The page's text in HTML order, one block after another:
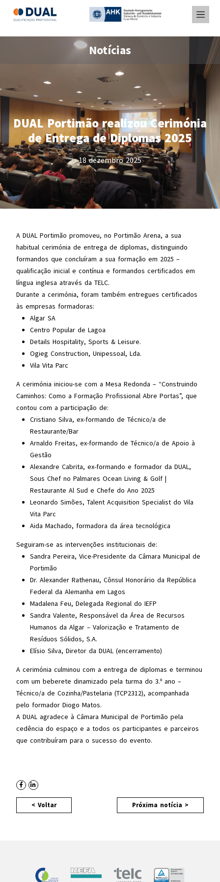
Notícias
DUAL Portimão realizou Cerimónia
de Entrega de Diplomas 2025
18 dezembro 2025
A DUAL Portimão promoveu, no Portimão Arena, a sua
habitual cerimónia de entrega de diplomas, distinguindo
formandos que concluíram a sua formação em 2025 –
qualificação inicial e contínua e formandos certificados em
língua inglesa através da TELC.
Durante a cerimónia, foram também entregues certificados
às empresas formadoras:
Algar SA
Centro Popular de Lagoa
Details Hospitality, Sports & Leisure.
Ogieg Construction, Unipessoal, Lda.
Vila Vita Parc
A cerimónia iniciou-se com a Mesa Redonda – “Construindo
Caminhos: Como a Formação Profissional Abre Portas”, que
contou com a participação de:
Cristiano Silva, ex-formando de Técnico/a de
Restaurante/Bar
Arnaldo Freitas, ex-formando de Técnico/a de Apoio à
Gestão
Alexandre Cabrita, ex-formando e formador da DUAL,
Sous Chef no Palmares Ocean Living & Golf |
Restaurante Al Sud e Chefe do Ano 2025
Leonardo Simões, Talent Acquisition Specialist do Vila
Vita Parc
Aida Machado, formadora da área tecnológica
Seguiram-se as intervenções institucionais de:
Sandra Pereira, Vice-Presidente da Câmara Municipal de
Portimão
Dr. Alexander Rathenau, Cônsul Honorário da República
Federal da Alemanha em Lagos
Madalena Feu, Delegada Regional do IEFP
Sandra Valente, Responsável da Área de Recursos
Humanos da Algar – Valorização e Tratamento de
Resíduos Sólidos, S.A.
Elísio Silva, Diretor da DUAL (encerramento)
A cerimónia culminou com a entrega de diplomas e terminou
com um beberete dinamizado pela turma do 3.º ano –
Técnico/a de Cozinha/Pastelaria (TCP2312), acompanhada
pelo formador Diogo Matos.
A DUAL agradece à Câmara Municipal de Portimão pela
cedência do espaço e a todos os participantes e parceiros
que contribuíram para o sucesso do evento.
< Voltar Próxima notícia >